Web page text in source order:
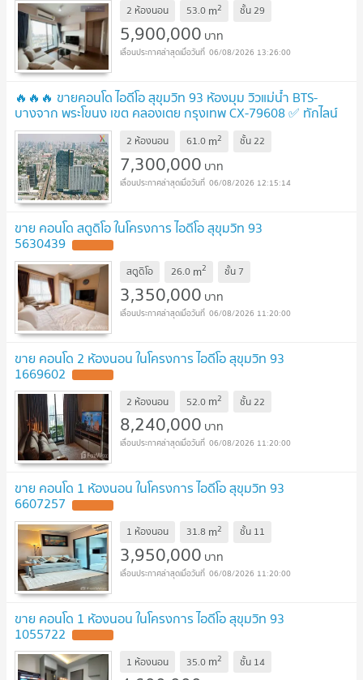
2 ห้องนอน 53.0 m2 ชั้น29
5,900,000 บาท
06/08/2026 13:26:00
🔥🔥🔥 ขายคอนโด ไอดีโอ สุขุมวิท 93 ห้องมุม วิวแม่น้ำ BTS-
บางจาก พระโขนง เขต คลองเตย กรุงเทพ CX-79608 ✅ ทักไลน์
@connexproperty ตอบทันที ทีมงานมืออาชีพ ✅ 🔥🔥🔥
2 ห้องนอน 61.0 m2 ชั้น22
7,300,000 บาท
06/08/2026 12:15:14
ขาย คอนโด สตูดิโอ ในโครงการ ไอดีโอ สุขุมวิท 93
5630439
สตูดิโอ 26.0 m2 ชั้น 7
3,350,000 บาท
06/08/2026 11:20:00
ขาย คอนโด 2 ห้องนอน ในโครงการ ไอดีโอ สุขุมวิท 93
1669602
2 ห้องนอน 52.0 m2 ชั้น22
8,240,000 บาท
06/08/2026 11:20:00
ขาย คอนโด 1 ห้องนอน ในโครงการ ไอดีโอ สุขุมวิท 93
6607257
1 ห้องนอน 31.8 m2 ชั้น 11
3,950,000 บาท
06/08/2026 11:20:00
ขาย คอนโด 1 ห้องนอน ในโครงการ ไอดีโอ สุขุมวิท 93
1055722
1 ห้องนอน 35.0 m2 ชั้น 14